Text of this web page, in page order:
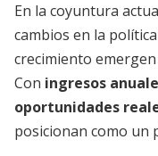
En la coyuntura
cambios en la
crecimiento
Con ingresos
oportunidades
posicionan como un